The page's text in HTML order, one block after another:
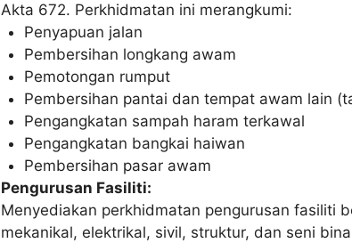
Akta 672. Perkhidmatan ini merangkumi:
Penyapuan jalan
Pembersihan longkang awam
Pemotongan rumput
Pembersihan pantai dan tempat awam lain
Pengangkatan sampah haram terkawal
Pengangkatan bangkai haiwan
Pembersihan pasar awam
Pengurusan Fasiliti:
Menyediakan perkhidmatan pengurusan fasiliti
mekanikal, elektrikal, sivil, struktur, dan seni